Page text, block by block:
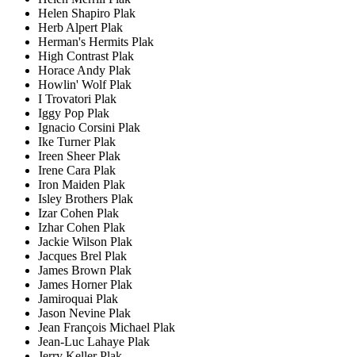
Helen Shapiro Plak
Herb Alpert Plak
Herman's Hermits Plak
High Contrast Plak
Horace Andy Plak
Howlin' Wolf Plak
I Trovatori Plak
Iggy Pop Plak
Ignacio Corsini Plak
Ike Turner Plak
Ireen Sheer Plak
Irene Cara Plak
Iron Maiden Plak
Isley Brothers Plak
Izar Cohen Plak
Izhar Cohen Plak
Jackie Wilson Plak
Jacques Brel Plak
James Brown Plak
James Horner Plak
Jamiroquai Plak
Jason Nevine Plak
Jean François Michael Plak
Jean-Luc Lahaye Plak